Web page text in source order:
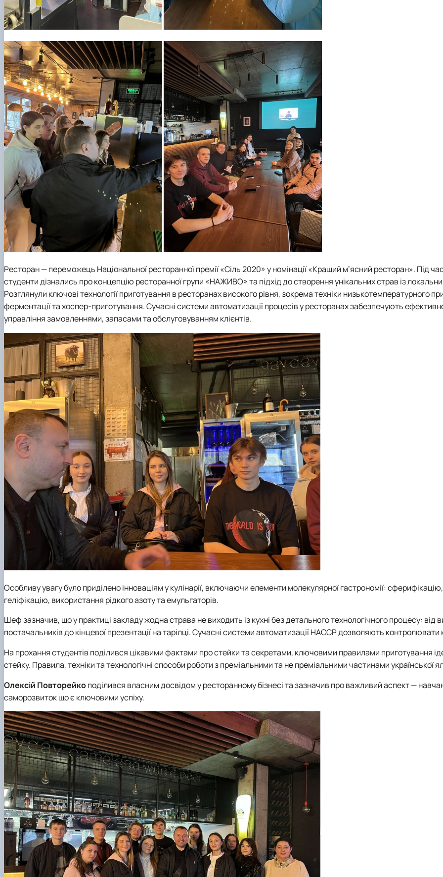
Ресторан — переможець Національної ресторанної премії «Сіль 2020» у номінації «Кращий мʼясний ресторан». Під час
студенти дізнались про концепцію ресторанної групи «НАЖИВО» та підхід до створення унікальних страв із
Розглянули ключові технології приготування в ресторанах високого рівня, зокрема техніки низькотемпературного
ферментації та хоспер-приготування. Сучасні системи автоматизації процесів у ресторанах забезпечують
управління замовленнями, запасами та обслуговуванням клієнтів.
Особливу увагу було приділено інноваціям у кулінарії, включаючи елементи молекулярної гастрономії: сферифікацію,
геліфікацію, використання рідкого азоту та емульгаторів.
Шеф зазначив, що у практиці закладу жодна страва не виходить із кухні без детального технологічного процесу: від
постачальників до кінцевої презентації на тарілці. Сучасні системи автоматизації HACCP дозволяють
На прохання студентів поділився цікавими фактами про стейки та секретами, ключовими правилами приготування
стейку. Правила, техніки та технологічні способи роботи з преміальними та не преміальними частинами української
Олексій Повторейкоподілився власним досвідом у ресторанному бізнесі та зазначив про важливий аспект —
саморозвиток що є ключовими успіху.